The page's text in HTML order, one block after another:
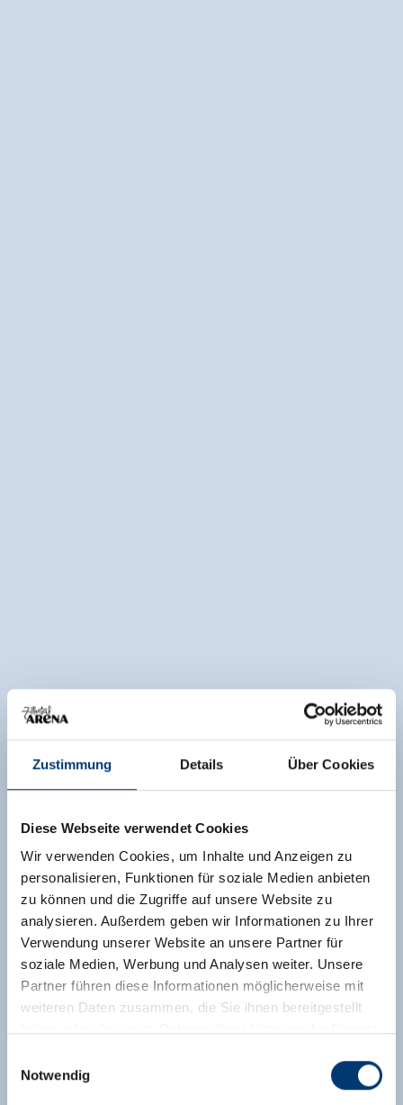
Zustimmung Details Über Cookies
Diese Webseite verwendet Cookies
Wir verwenden Cookies, um Inhalte und Anzeigen zu
personalisieren, Funktionen für soziale Medien anbieten
zu können und die Zugriffe auf unsere Website zu
analysieren. Außerdem geben wir Informationen zu Ihrer
Verwendung unserer Website an unsere Partner für
soziale Medien, Werbung und Analysen weiter. Unsere
Partner führen diese Informationen möglicherweise mit
weiteren Daten zusammen, die Sie ihnen bereitgestellt
Notwendig